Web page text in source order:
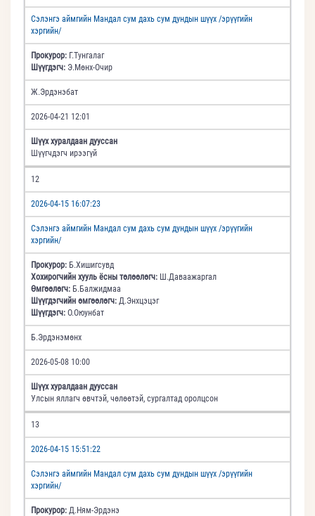
Сэлэнгэ аймгийн Мандал сум дахь сум дундын шүүх /эрүүгийн
хэргийн/
Прокурор: Г.Тунгалаг
Шүүгдэгч: Э.Мөнх-Очир
Ж.Эрдэнэбат
2026-04-21 12:01
Шүүх хуралдаан дууссан
Шүүгчдэгч ирээгүй
12
2026-04-15 16:07:23
Сэлэнгэ аймгийн Мандал сум дахь сум дундын шүүх /эрүүгийн
хэргийн/
Прокурор: Б.Хишигсувд
Хохирогчийн хууль ёсны төлөөлөгч: Ш.Даваажаргал
Өмгөөлөгч: Б.Балжидмаа
Шүүгдэгчийн өмгөөлөгч: Д.Энхцэцэг
Шүүгдэгч: О.Оюунбат
Б.Эрдэнэмөнх
2026-05-08 10:00
Шүүх хуралдаан дууссан
Улсын яллагч өвчтэй, чөлөөтэй, сургалтад оролцсон
13
2026-04-15 15:51:22
Сэлэнгэ аймгийн Мандал сум дахь сум дундын шүүх /эрүүгийн
хэргийн/
Прокурор: Д.Ням-Эрдэнэ